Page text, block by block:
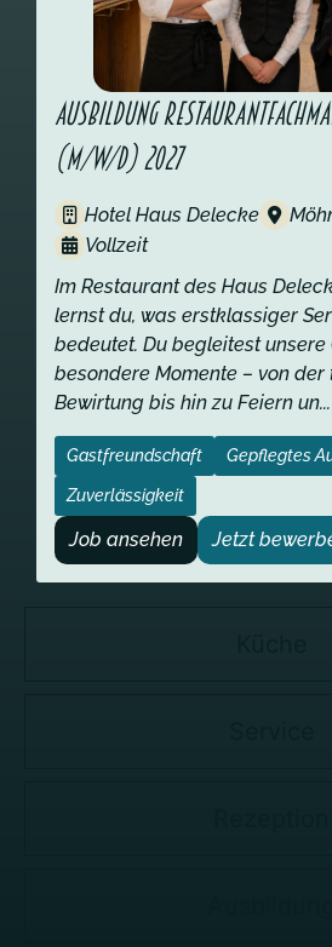
Ausbildung
(m/w/d) 2027
Hotel Haus Delecke
Vollzeit
Im Restaurant des Haus
lernst du, was erstklassiger
bedeutet. Du begleitest
besondere Momente – von
Bewirtung bis hin zu Feiern un...
Gastfreundschaft Gepflegtes
Zuverlässigkeit
Job ansehen Jetzt